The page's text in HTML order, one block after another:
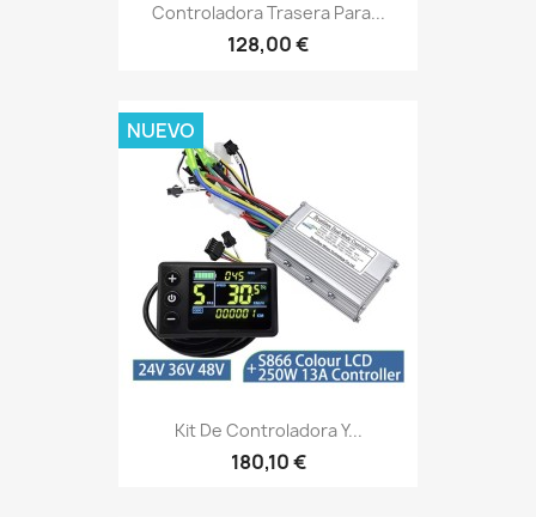
Controladora Trasera Para...
128,00 €
Kit De Controladora Y...
180,10 €
NUEVO